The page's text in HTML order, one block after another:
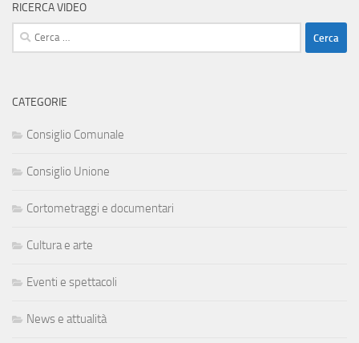
RICERCA VIDEO
Ricerca
per:
CATEGORIE
Consiglio Comunale
Consiglio Unione
Cortometraggi e documentari
Cultura e arte
Eventi e spettacoli
News e attualità